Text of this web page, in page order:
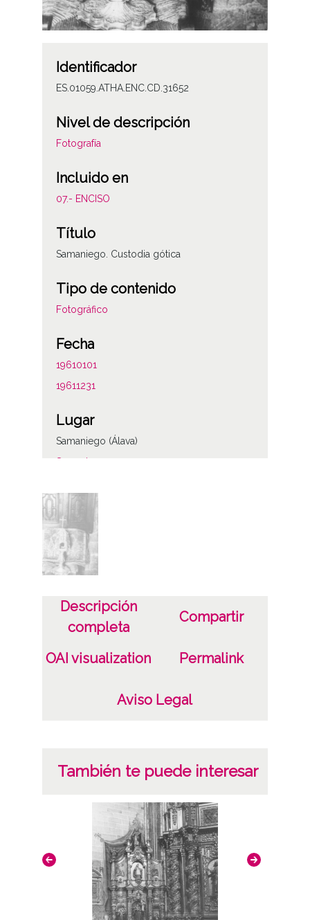
Identificador
ES.01059.ATHA.ENC.CD.31652
Nivel de descripción
Fotografía
Incluido en
07.- ENCISO
Título
Samaniego. Custodia gótica
Tipo de contenido
Fotográfico
Fecha
19610101
19611231
Lugar
Samaniego (Álava)
Samaniego
Notas
ENC-PP-00760
ENC-NP-001-047-043
Licencia de las imágenes
Descripción
completa
Compartir
OAI visualization Permalink
Aviso Legal
También te puede interesar